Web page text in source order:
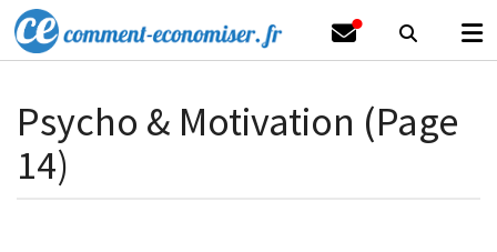
Psycho & Motivation (Page
14)